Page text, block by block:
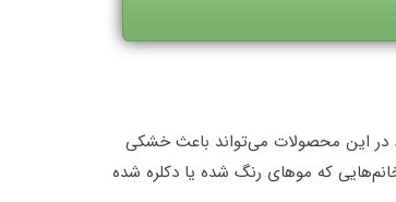
در این محصولات می‌تواند باعث خشکی
که موهای رنگ شده یا دکلره شده